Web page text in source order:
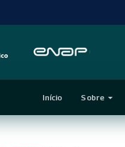
Início Sobre